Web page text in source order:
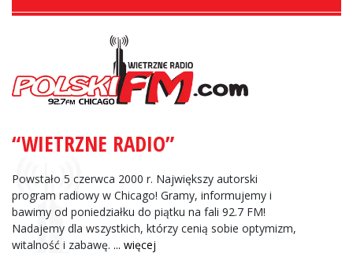
“WIETRZNE RADIO”
Powstało 5 czerwca 2000 r. Największy autorski
program radiowy w Chicago! Gramy, informujemy i
bawimy od poniedziałku do piątku na fali 92.7 FM!
Nadajemy dla wszystkich, którzy cenią sobie optymizm,
witalność i zabawę. ... więcej